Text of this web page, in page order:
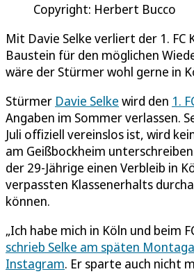
Copyright: Herbert Bucco
Mit Davie Selke verliert der 1. FC
Baustein für den möglichen
wäre der Stürmer wohl gerne in
Stürmer Davie Selke wird den 1.
Angaben im Sommer verlassen.
Juli offiziell vereinslos ist, wird
am Geißbockheim
der 29-Jährige einen Verbleib in
verpassten Klassenerhalts
können.
„Ich habe mich in Köln und beim
schrieb Selke am späten
Instagram. Er sparte auch nicht